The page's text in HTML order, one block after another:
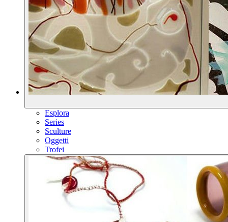
Esplora
Series
Sculture
Oggetti
Trofei